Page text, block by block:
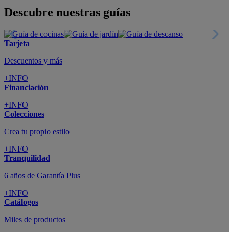
Descubre nuestras guías
Tarjeta
Descuentos y más
+INFO
Financiación
+INFO
Colecciones
Crea tu propio estilo
+INFO
Tranquilidad
6 años de Garantía Plus
+INFO
Catálogos
Miles de productos